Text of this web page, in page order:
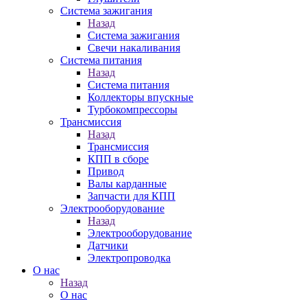
Система зажигания
Назад
Система зажигания
Свечи накаливания
Система питания
Назад
Система питания
Коллекторы впускные
Турбокомпрессоры
Трансмиссия
Назад
Трансмиссия
КПП в сборе
Привод
Валы карданные
Запчасти для КПП
Электрооборудование
Назад
Электрооборудование
Датчики
Электропроводка
О нас
Назад
О нас